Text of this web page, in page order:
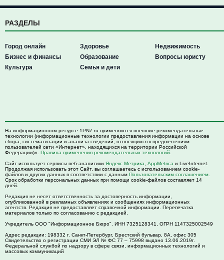
РАЗДЕЛЫ
Город онлайн
Бизнес и финансы
Культура
Здоровье
Образование
Семья и дети
Недвижимость
Вопросы юристу
На информационном ресурсе 1PNZ.ru применяются внешние рекомендательные
технологии (информационные технологии предоставления информации на основе
сбора, систематизации и анализа сведений, относящихся к предпочтениям
пользователей сети «Интернет», находящихся на территории Российской
Федерации)». Правила применения рекомендательных технологий
Сайт использует сервисы веб-аналитики Яндекс Метрика AppMetrica и LiveInternet.
Продолжая использовать этот Сайт, вы соглашаетесь с использованием cookie-
файлов и других данных в соответствии с данным Пользовательским соглашением
Срок обработки персональных данных при помощи cookie-файлов составляет 14
дней.
Редакция не несет ответственность за достоверность информации,
опубликованной в рекламных объявлениях и сообщениях информационных
агентств. Редакция не предоставляет справочной информации. Перепечатка
материалов только по согласованию с редакцией.
Учредитель ООО "Информационное Бюро". ИНН 7325128341, ОГРН 1147325002549
Адрес редакции: 198332 г. Санкт-Петербург, Брестский бульвар, 8А, офис 305
Свидетельство о регистрации СМИ ЭЛ № ФС 77 – 75998 выдано 13.06.2019г.
Федеральной службой по надзору в сфере связи, информационных технологий и
массовых коммуникаций